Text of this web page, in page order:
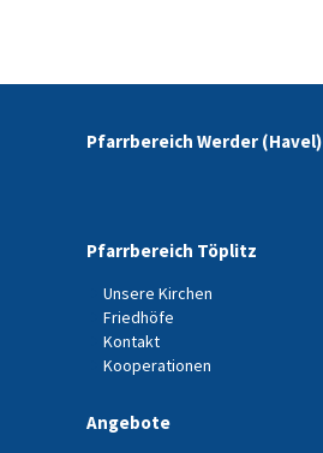
Pfarrbereich Werder (Havel)
Pfarrbereich Töplitz
Unsere Kirchen
Friedhöfe
Kontakt
Kooperationen
Angebote